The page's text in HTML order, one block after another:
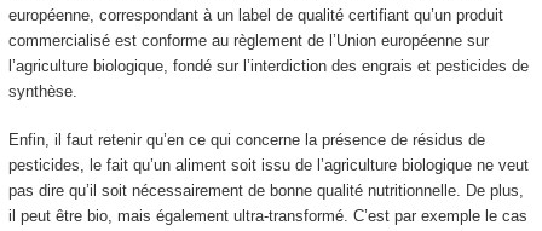
européenne, correspondant à un label de qualité certifiant qu’un produit
commercialisé est conforme au règlement de l’Union européenne sur
l’agriculture biologique, fondé sur l’interdiction des engrais et pesticides de
synthèse.
Enfin, il faut retenir qu’en ce qui concerne la présence de résidus de
pesticides, le fait qu’un aliment soit issu de l’agriculture biologique ne veut
pas dire qu’il soit nécessairement de bonne qualité nutritionnelle. De plus,
il peut être bio, mais également ultra-transformé. C’est par exemple le cas